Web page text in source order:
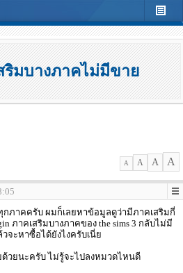
ริมบางภาคไม่มีขาย
A A A A
ภาคครับ ผมก็เลยหาข้อมูลดูว่ามีภาคเสริมกี่
ภาคเสริมบางภาคของ the sims 3 กลับไม่มี
จะหาซื้อได้ยังไงครับเนี่ย
วยนะครับ ไม่รู้จะไปลงหมวดไหนดี